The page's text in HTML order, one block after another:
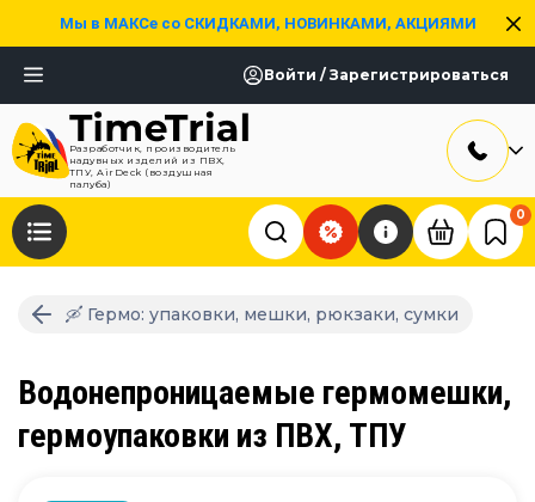
Мы в МАКСе со СКИДКАМИ, НОВИНКАМИ, АКЦИЯМИ
Войти / Зарегистрироваться
Разработчик, производитель
надувных изделий из ПВХ,
ТПУ, AirDeck (воздушная
палуба)
0
🛶 Гермо: упаковки, мешки, рюкзаки, сумки
Водонепроницаемые гермомешки,
гермоупаковки из ПВХ, ТПУ